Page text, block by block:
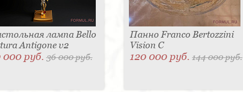
лампа Bello
Antigone v2
000 руб.36 000 руб.
Панно Franco Bertozzini
Vision С
120 000 руб. 144 000 руб.